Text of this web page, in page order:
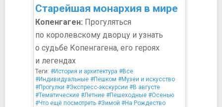
Старейшая монархия в мире
Копенгаген: Прогуляться
по королевскому дворцу и узнать
о судьбе Копенгагена, его героях
и легендах
Теги: #История и архитектура #Все
#Индивидуальные #Пешком #Музеи и искусство
#Прогулки #Экспресс-экскурсии #В августе
#Тематические #Летние #Пешеходные #Осенью
#Что ещё посмотреть #Зимой #На Рождество